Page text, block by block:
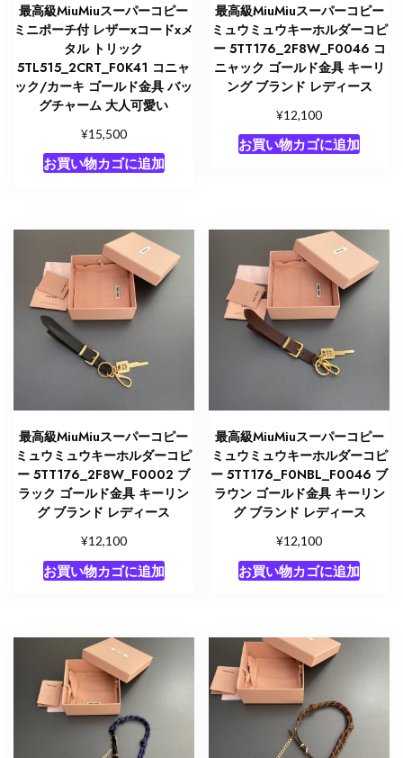
最高級MiuMiuスーパーコピー
ミニポーチ付 レザーxコードxメ
タル トリック
5TL515_2CRT_F0K41 コニャ
ック/カーキ ゴールド金具 バッ
グチャーム 大人可愛い
¥15,500
お買い物カゴに追加
最高級MiuMiuスーパーコピー
ミュウミュウキーホルダーコピ
ー 5TT176_2F8W_F0046 コ
ニャック ゴールド金具 キーリ
ング ブランド レディース
¥12,100
お買い物カゴに追加
最高級MiuMiuスーパーコピー
ミュウミュウキーホルダーコピ
ー 5TT176_2F8W_F0002 ブ
ラック ゴールド金具 キーリン
グ ブランド レディース
¥12,100
お買い物カゴに追加
最高級MiuMiuスーパーコピー
ミュウミュウキーホルダーコピ
ー 5TT176_F0NBL_F0046 ブ
ラウン ゴールド金具 キーリン
グ ブランド レディース
¥12,100
お買い物カゴに追加